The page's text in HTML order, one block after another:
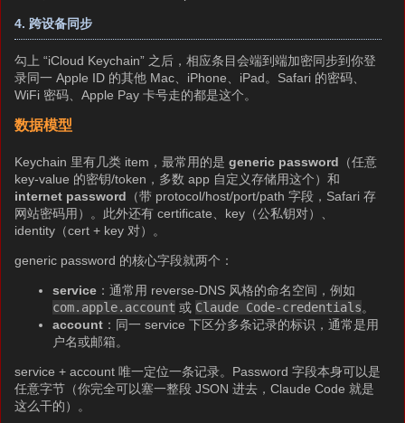
4. 跨设备同步
勾上 “iCloud Keychain” 之后，相应条目会端到端加密同步到你登
录同一 Apple ID 的其他 Mac、iPhone、iPad。Safari 的密码、
WiFi 密码、Apple Pay 卡号走的都是这个。
数据模型
Keychain 里有几类 item，最常用的是generic password （任意
key-value 的密钥/token，多数 app 自定义存储用这个）和
internet password （带 protocol/host/port/path 字段，Safari 存
网站密码用）。此外还有 certificate、key（公私钥对）、
identity（cert + key 对）。
generic password 的核心字段就两个：
service ：通常用 reverse-DNS 风格的命名空间，例如
com.apple.account 或 Claude Code-credentials。
account ：同一 service 下区分多条记录的标识，通常是用
户名或邮箱。
service + account 唯一定位一条记录。Password 字段本身可以是
任意字节（你完全可以塞一整段 JSON 进去，Claude Code 就是
这么干的）。